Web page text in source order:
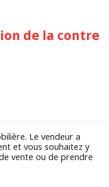
de la contre
Le vendeur a
et vous souhaitez y
vente ou de prendre